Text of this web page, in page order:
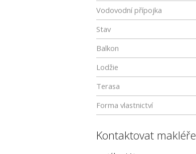
Vodovodní přípojka
Stav
Balkon
Lodžie
Terasa
Forma vlastnictví
Kontaktovat makléře